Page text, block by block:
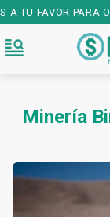
FAVOR PARA
Minería